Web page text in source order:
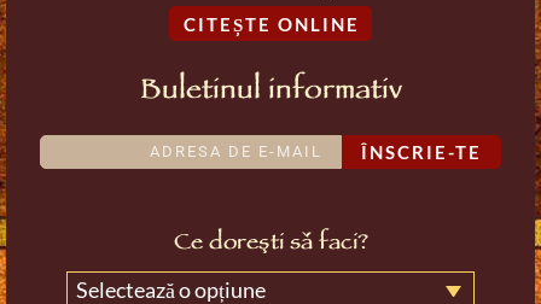
CITEȘTE ONLINE
Buletinul informativ
ÎNSCRIE-TE
Ce dorești să faci?
Selectează o opțiune